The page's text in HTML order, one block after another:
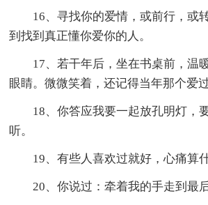
16、寻找你的爱情，或前行，或
到找到真正懂你爱你的人。
17、若干年后，坐在书桌前，温
眼睛。微微笑着，还记得当年那个爱
18、你答应我要一起放孔明灯，
听。
19、有些人喜欢过就好，心痛算什
20、你说过：牵着我的手走到最后